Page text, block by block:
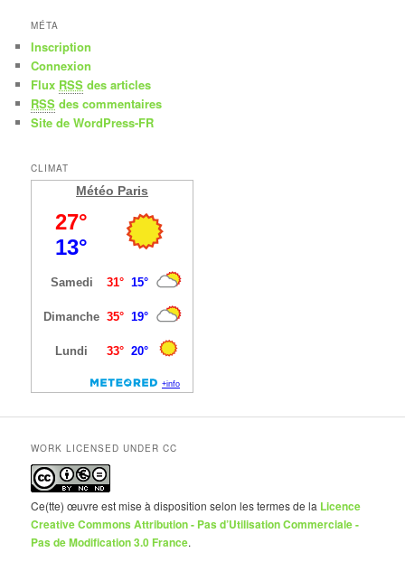
MÉTA
Inscription
Connexion
Flux RSS des articles
RSS des commentaires
Site de WordPress-FR
CLIMAT
Météo Paris
WORK LICENSED UNDER CC
Ce(tte) œuvre est mise à disposition selon les termes de la Licence
Creative Commons Attribution - Pas d’Utilisation Commerciale -
Pas de Modification 3.0 France.